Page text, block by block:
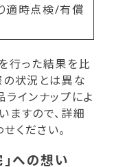
適時点検/有償
行った結果を比
の状況とは異な
ラインナップによ
ますので、詳細
ください。
への想い